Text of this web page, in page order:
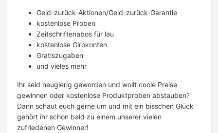
Geld-zurück-Aktionen/Geld-zurück-Garantie
kostenlose Proben
Zeitschriftenabos für lau
kostenlose Girokonten
Gratiszugaben
und vieles mehr
Ihr seid neugierig geworden und wollt coole Preise
gewinnen oder kostenlose Produktproben abstauben?
Dann schaut euch gerne um und mit ein bisschen Glück
gehört ihr schon bald zu einem unserer vielen
zufriedenen Gewinner!